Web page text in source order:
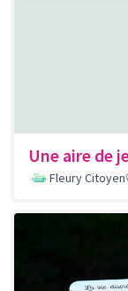
Une aire de
Fleury Citoyen